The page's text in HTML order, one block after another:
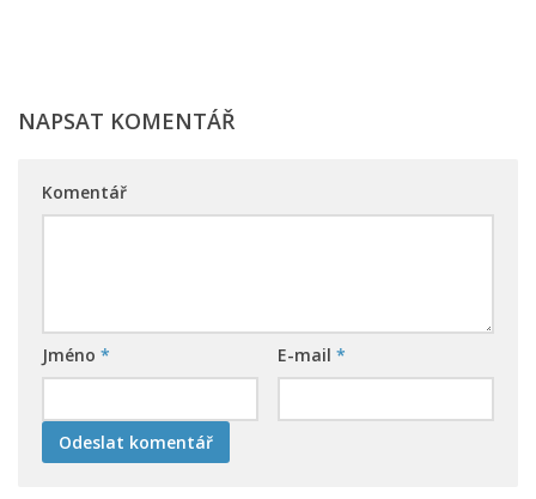
NAPSAT KOMENTÁŘ
Komentář
Jméno * E-mail *